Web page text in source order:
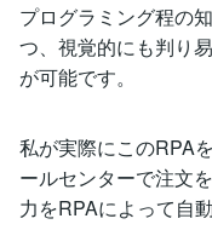
プログラミング程の
つ、視覚的にも判り
が可能です。
私が実際にこのRPA
ールセンターで注文
力をRPAによって自動